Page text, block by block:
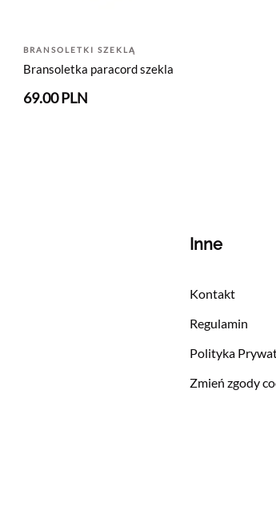
BRANSOLETKI SZEKLĄ
Bransoletka paracord szekla
69.00 PLN
Inne
Kontakt
Regulamin
Polityka
Zmień zgody